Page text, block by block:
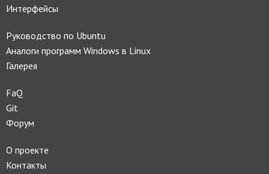
Интерфейсы
Руководство по Ubuntu
Аналоги программ Windows в Linux
Галерея
FaQ
Git
Форум
О проекте
Контакты